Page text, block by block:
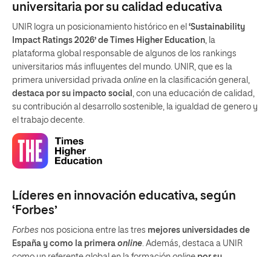
universitaria por su calidad educativa
UNIR logra un posicionamiento histórico en el ‘Sustainability
Impact Ratings 2026’ de Times Higher Education , la
plataforma global responsable de algunos de los rankings
universitarios más influyentes del mundo. UNIR, que es la
primera universidad privada online en la clasificación general,
destaca por su impacto social
, con una educación de calidad,
su contribución al desarrollo sostenible, la igualdad de genero y
el trabajo decente.
Líderes en innovación educativa, según
‘Forbes’
Forbes nos posiciona entre las tres mejores universidades de
España y como la primera online. Además, destaca a UNIR